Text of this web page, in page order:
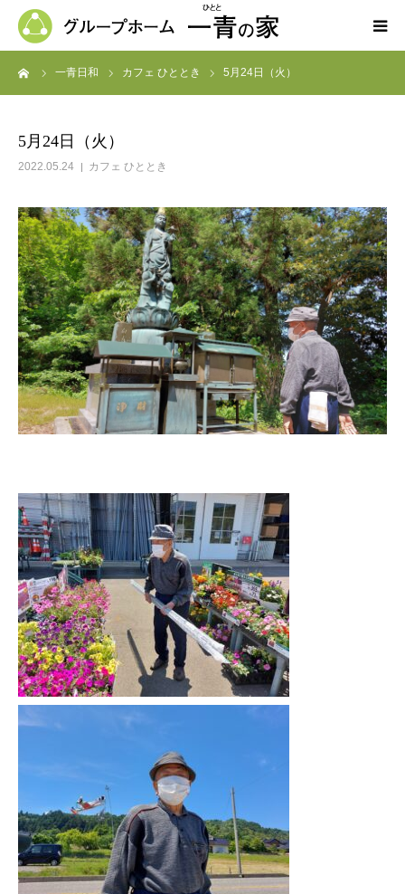
一青日和 カフェ ひととき 5月24日（火）
5月24日（火）
2022.05.24 カフェ ひととき
ホーム
ブログ
よくある質問
お問い合わせ